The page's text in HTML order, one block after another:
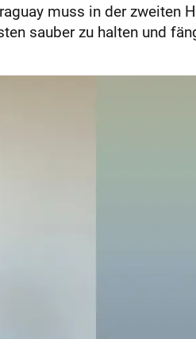
muss in der zweiten
sauber zu halten und